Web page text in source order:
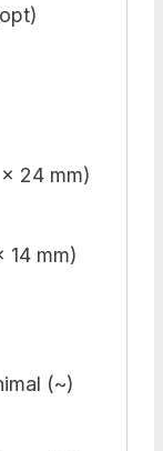
24 mm)
mm)
(~)